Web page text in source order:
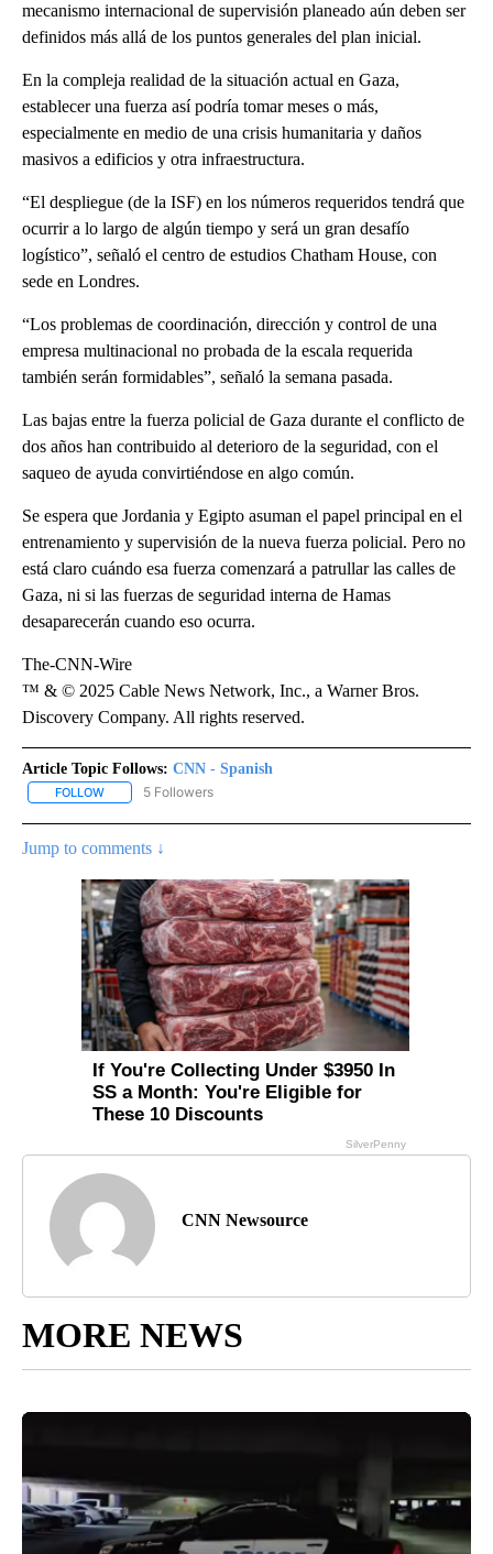
mecanismo internacional de supervisión planeado aún deben ser
definidos más allá de los puntos generales del plan inicial.
En la compleja realidad de la situación actual en Gaza,
establecer una fuerza así podría tomar meses o más,
especialmente en medio de una crisis humanitaria y daños
masivos a edificios y otra infraestructura.
“El despliegue (de la ISF) en los números requeridos tendrá que
ocurrir a lo largo de algún tiempo y será un gran desafío
logístico”, señaló el centro de estudios Chatham House, con
sede en Londres.
“Los problemas de coordinación, dirección y control de una
empresa multinacional no probada de la escala requerida
también serán formidables”, señaló la semana pasada.
Las bajas entre la fuerza policial de Gaza durante el conflicto de
dos años han contribuido al deterioro de la seguridad, con el
saqueo de ayuda convirtiéndose en algo común.
Se espera que Jordania y Egipto asuman el papel principal en el
entrenamiento y supervisión de la nueva fuerza policial. Pero no
está claro cuándo esa fuerza comenzará a patrullar las calles de
Gaza, ni si las fuerzas de seguridad interna de Hamas
desaparecerán cuando eso ocurra.
The-CNN-Wire
™ & © 2025 Cable News Network, Inc., a Warner Bros.
Discovery Company. All rights reserved.
Article Topic Follows: CNN - Spanish
FOLLOW FOLLOW "CNN - SPANISH" TO RECEIVE NOTIFICATIONS ABOUT
5 Followers
Jump to comments ↓
CNN Newsource
MORE NEWS